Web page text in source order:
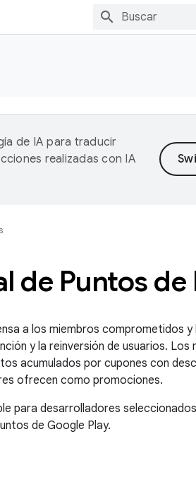
de IA para traducir
realizadas con IA
de Puntos de
a los miembros comprometidos y
y la reinversión de usuarios. Los
acumulados por cupones con
ofrecen como promociones.
para desarrolladores
de Google Play.